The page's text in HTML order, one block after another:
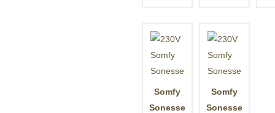
Somfy
Sonesse
Somfy
Sonesse